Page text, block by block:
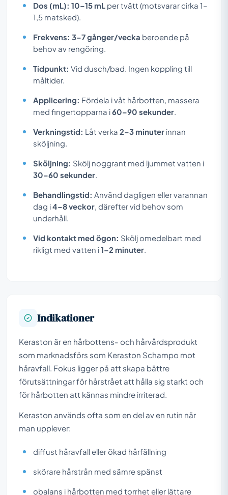
Dos (mL): 10–15 mL per tvätt (motsvarar cirka 1–
1,5 matsked).
Frekvens: 3–7 gånger/vecka beroende på
behov av rengöring.
Tidpunkt: Vid dusch/bad. Ingen koppling till
måltider.
Applicering: Fördela i våt hårbotten, massera
med fingertopparna i60–90 sekunder
Verkningstid: Låt verka 2–3 minuter innan
sköljning.
Sköljning: Skölj noggrant med ljummet vatten i
30–60 sekunder
Behandlingstid: Använd dagligen eller varannan
dag i4–8 veckor , därefter vid behov som
underhåll.
Vid kontakt med ögon: Skölj omedelbart med
rikligt med vatten i1–2 minuter
Indikationer
Keraston är en hårbottens- och hårvårdsprodukt
som marknadsförs som Keraston Schampo mot
håravfall. Fokus ligger på att skapa bättre
förutsättningar för hårstrået att hålla sig starkt och
för hårbotten att kännas mindre irriterad.
Keraston används ofta som en del av en rutin när
man upplever:
diffust håravfall eller ökad hårfällning
skörare hårstrån med sämre spänst
obalans i hårbotten med torrhet eller lättare